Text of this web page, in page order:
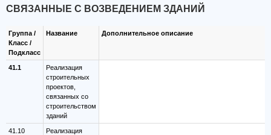
СВЯЗАННЫЕ С ВОЗВЕДЕНИЕМ ЗДАНИЙ
Группа /
Класс /
Подкласс
Название Дополнительное описание
41.1
Реализация
строительных
проектов,
связанных со
строительством
зданий
41.10
Реализация